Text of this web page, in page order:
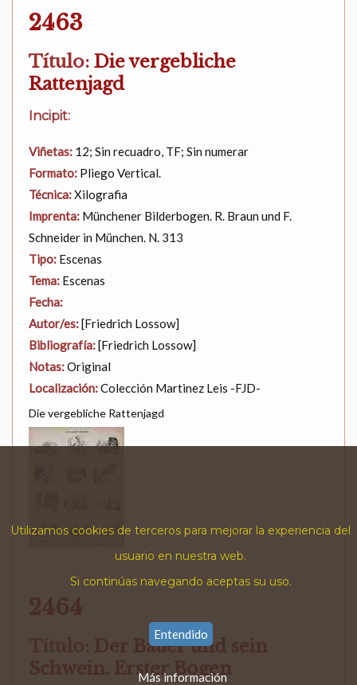
2463
Título: Die vergebliche
Rattenjagd
Incipit:
Viñetas: 12; Sin recuadro, TF; Sin numerar
Formato: Pliego Vertical.
Técnica:Xilografia
Imprenta: Münchener Bilderbogen. R. Braun und F.
Schneider in München. N. 313
Tipo: Escenas
Tema: Escenas
Fecha:
Autor/es:[Friedrich Lossow]
Bibliografía:[Friedrich Lossow]
Notas:Original
Localización:Colección Martinez Leis -FJD-
Die vergebliche Rattenjagd
2464
Der Bauer und sein
Schwein. Erster Bogen
Utilizamos cookies de terceros para mejorar la experiencia del
usuario en nuestra web.
Si continúas navegando aceptas su uso.
Entendido
Más información